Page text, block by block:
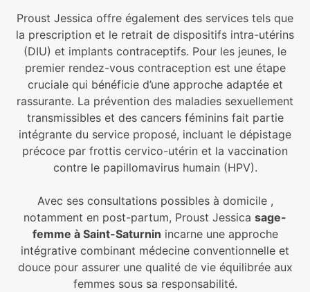
Proust Jessica offre également des services tels que
la prescription et le retrait de dispositifs intra-utérins
(DIU) et implants contraceptifs. Pour les jeunes, le
premier rendez-vous contraception est une étape
cruciale qui bénéficie d’une approche adaptée et
rassurante. La prévention des maladies sexuellement
transmissibles et des cancers féminins fait partie
intégrante du service proposé, incluant le dépistage
précoce par frottis cervico-utérin et la vaccination
contre le papillomavirus humain (HPV).
Avec ses consultations possibles à domicile ,
notamment en post-partum, Proust Jessica sage-
femme à Saint-Saturnin incarne une approche
intégrative combinant médecine conventionnelle et
douce pour assurer une qualité de vie équilibrée aux
femmes sous sa responsabilité.